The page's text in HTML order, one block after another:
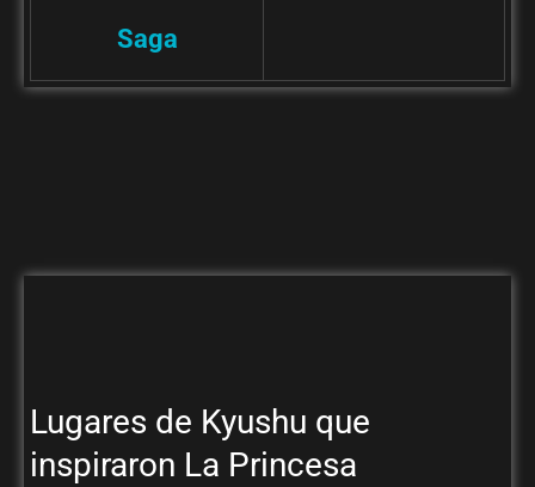
Saga
Lugares de Kyushu que
inspiraron La Princesa